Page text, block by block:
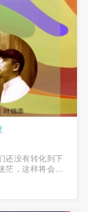
还没有转化到下
茫，这样将会产
们世间认知的